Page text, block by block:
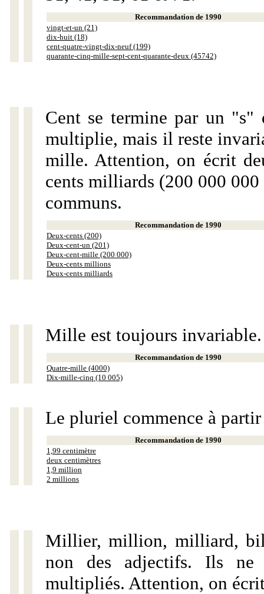
Recommandation de 1990
vingt-et-un (21)
dix-huit (18)
cent-quatre-vingt-dix-neuf (199)
quarante-cinq-mille-sept-cent-quarante-deux (45742)
Cent se termine par un "s"
multiplie, mais il reste
mille. Attention, on écrit
cents milliards (200 000
communs.
Recommandation de 1990
Deux-cents (200)
Deux-cent-un (201)
Deux-cent-mille (200 000)
Deux-cents millions
Deux-cents milliards
Mille est toujours invariable.
Recommandation de 1990
Quatre-mille (4000)
Dix-mille-cinq (10 005)
Le pluriel commence à
Recommandation de 1990
1,99 centimètre
deux centimètres
1,9 million
2 millions
Millier, million, milliard,
non des adjectifs. Ils ne
multipliés. Attention, on